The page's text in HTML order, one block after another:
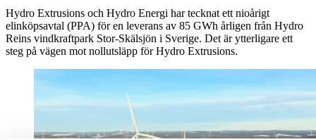
Hydro Extrusions och Hydro Energi har tecknat ett nioårigt
elinköpsavtal (PPA) för en leverans av 85 GWh årligen från Hydro
Reins vindkraftpark Stor-Skälsjön i Sverige. Det är ytterligare ett
steg på vägen mot nollutsläpp för Hydro Extrusions.